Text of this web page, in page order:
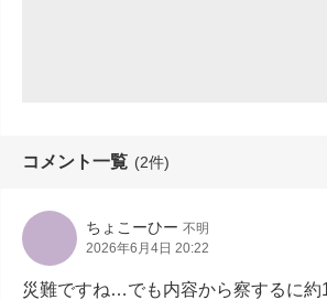
コメント一覧 (2件)
ちょこーひー 不明
2026年6月4日 20:22
災難ですね…でも内容から察するに約